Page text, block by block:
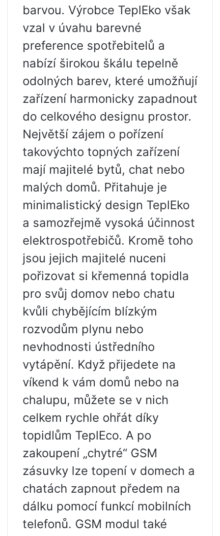
barvou. Výrobce TeplEko však
vzal v úvahu barevné
preference spotřebitelů a
nabízí širokou škálu tepelně
odolných barev, které umožňují
zařízení harmonicky zapadnout
do celkového designu prostor.
Největší zájem o pořízení
takovýchto topných zařízení
mají majitelé bytů, chat nebo
malých domů. Přitahuje je
minimalistický design TeplEko
a samozřejmě vysoká účinnost
elektrospotřebičů. Kromě toho
jsou jejich majitelé nuceni
pořizovat si křemenná topidla
pro svůj domov nebo chatu
kvůli chybějícím blízkým
rozvodům plynu nebo
nevhodnosti ústředního
vytápění. Když přijedete na
víkend k vám domů nebo na
chalupu, můžete se v nich
celkem rychle ohřát díky
topidlům TeplEco. A po
zakoupení „chytré“ GSM
zásuvky lze topení v domech a
chatách zapnout předem na
dálku pomocí funkcí mobilních
telefonů. GSM modul také